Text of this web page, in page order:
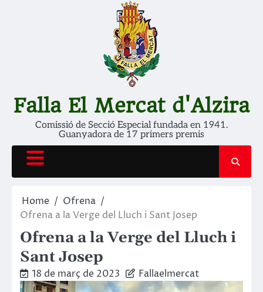
Falla El Mercat d'Alzira
Comissió de Secció Especial fundada en 1941.
Guanyadora de 17 primers premis
Home
Ofrena
Ofrena a la Verge del Lluch i Sant Josep
Ofrena a la Verge del Lluch i
Sant Josep
18 de març de 2023 Fallaelmercat